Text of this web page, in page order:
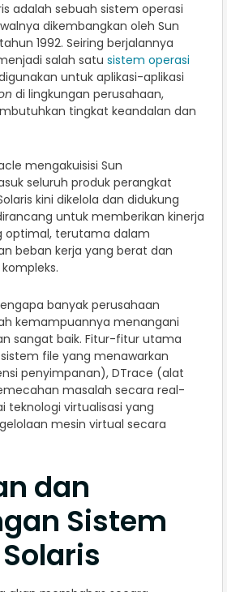
adalah sebuah sistem operasi
dikembangkan oleh Sun
1992. Seiring berjalannya
salah satu sistem operasi
untuk aplikasi-aplikasi
di lingkungan perusahaan,
tingkat keandalan dan
mengakuisisi Sun
seluruh produk perangkat
kini dikelola dan didukung
untuk memberikan kinerja
optimal, terutama dalam
beban kerja yang berat dan
banyak perusahaan
kemampuannya menangani
sangat baik. Fitur-fitur utama
file yang menawarkan
penyimpanan), DTrace (alat
masalah secara real-
teknologi virtualisasi yang
mesin virtual secara
dan
Sistem